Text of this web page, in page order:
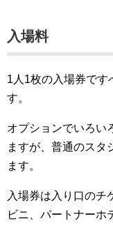
入場料
1人1枚の入場券です
す。
オプションでいろい
ますが、普通のスタ
ます。
入場券は入り口のチ
ビニ、パートナーホ